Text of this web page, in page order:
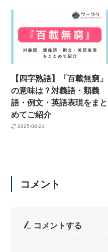
【四字熟語】「百載無窮」
の意味は？対義語・類義
語・例文・英語表現をまと
めてご紹介
2025-04-21
コメント
コメントする